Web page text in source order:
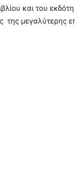
και του
της μεγαλύτερης